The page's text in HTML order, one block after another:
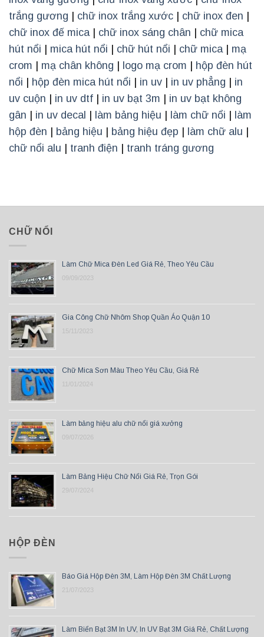
trắng gương | chữ inox trắng xước | chữ inox đen |
chữ inox đế mica | chữ inox sáng chân | chữ mica
hút nổi | mica hút nổi | chữ hút nổi | chữ mica | mạ
crom | mạ chân không | logo mạ crom | hộp đèn hút
nổi | hộp đèn mica hút nổi | in uv | in uv phẳng | in
uv cuộn | in uv dtf | in uv bạt 3m | in uv bạt không
gân | in uv decal | làm bảng hiệu | làm chữ nổi | làm
hộp đèn | bảng hiệu | bảng hiệu đẹp | làm chữ alu |
chữ nổi alu | tranh điện | tranh tráng gương
CHỮ NỔI
Làm Chữ Mica Đèn Led Giá Rẻ, Theo Yêu Cầu
09/09/2023
Gia Công Chữ Nhôm Shop Quần Áo Quận 10
15/11/2023
Chữ Mica Sơn Màu Theo Yêu Cầu, Giá Rẻ
11/01/2024
Làm bảng hiệu alu chữ nổi giá xưởng
09/07/2026
Làm Bảng Hiệu Chữ Nổi Giá Rẻ, Trọn Gói
29/07/2024
HỘP ĐÈN
Báo Giá Hộp Đèn 3M, Làm Hộp Đèn 3M Chất Lượng
21/07/2023
Làm Biển Bạt 3M In UV, In UV Bạt 3M Giá Rẻ, Chất Lượng